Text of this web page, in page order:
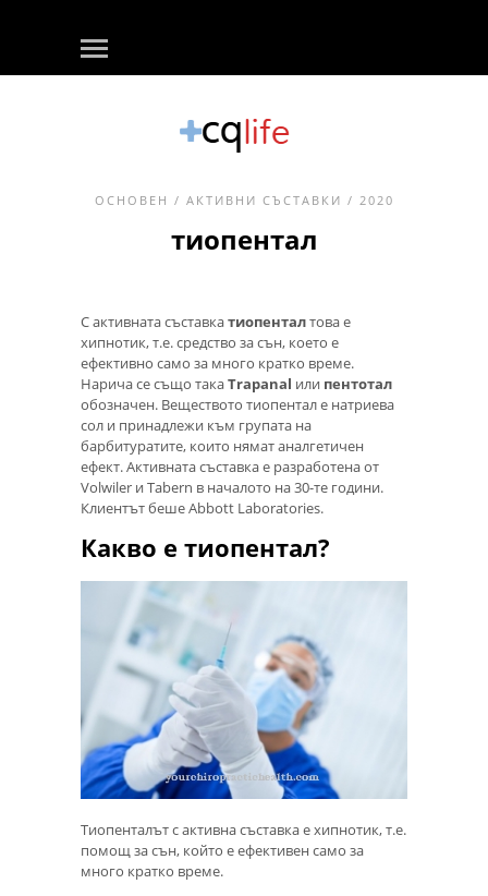
ОСНОВЕН / АКТИВНИ СЪСТАВКИ / 2020
тиопентал
С активната съставкатиопенталтова е
хипнотик, т.е. средство за сън, което е
ефективно само за много кратко време.
Нарича се също такаTrapanal или пентотал
обозначен. Веществото тиопентал е натриева
сол и принадлежи към групата на
барбитуратите, които нямат аналгетичен
ефект. Активната съставка е разработена от
Volwiler и Tabern в началото на 30-те години.
Клиентът беше Abbott Laboratories.
Какво е тиопентал?
Тиопенталът с активна съставка е хипнотик, т.е.
помощ за сън, който е ефективен само за
много кратко време.